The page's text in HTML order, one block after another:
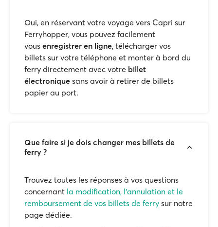
Oui, en réservant votre voyage vers Capri sur
Ferryhopper, vous pouvez facilement
vous enregistrer en ligne, télécharger vos
billets sur votre téléphone et monter à bord du
ferry directement avec votre billet
électronique sans avoir à retirer de billets
papier au port.
Que faire si je dois changer mes billets de
ferry ?
Trouvez toutes les réponses à vos questions
concernant la modification, l'annulation et le
remboursement de vos billets de ferry sur notre
page dédiée.